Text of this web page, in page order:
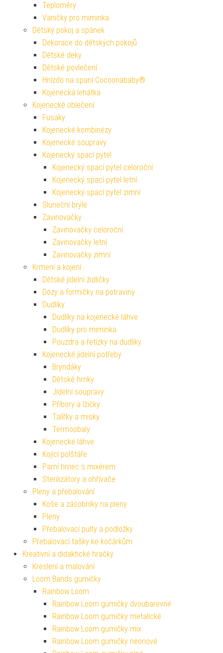
Teploměry
Vaničky pro miminka
Dětský pokoj a spánek
Dekorace do dětských pokojů
Dětské deky
Dětské povlečení
Hnízdo na spaní Cocoonababy®
Kojenecká lehátka
Kojenecké oblečení
Fusaky
Kojenecké kombinézy
Kojenecké soupravy
Kojenecký spací pytel
Kojenecký spací pytel celoroční
Kojenecký spací pytel letní
Kojenecký spací pytel zimní
Sluneční brýle
Zavinovačky
Zavinovačky celoroční
Zavinovačky letní
Zavinovačky zimní
Krmení a kojení
Dětské jídelní židličky
Dózy a formičky na potraviny
Dudlíky
Dudlíky na kojenecké láhve
Dudlíky pro miminka
Pouzdra a řetízky na dudlíky
Kojenecké jídelní potřeby
Bryndáky
Dětské hrnky
Jídelní soupravy
Příbory a lžičky
Talířky a misky
Termoobaly
Kojenecké láhve
Kojící polštáře
Parní hrnec s mixérem
Sterilizátory a ohřívače
Pleny a přebalování
Koše a zásobníky na pleny
Pleny
Přebalovací pulty a podložky
Přebalovací tašky ke kočárkům
Kreativní a didaktické hračky
Kreslení a malování
Loom Bands gumičky
Rainbow Loom
Rainbow Loom gumičky dvoubarevné
Rainbow Loom gumičky metalické
Rainbow Loom gumičky mix
Rainbow Loom gumičky neonové